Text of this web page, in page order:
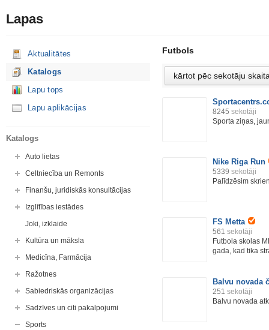
Lapas
Aktualitātes
Katalogs
Lapu tops
Lapu aplikācijas
Katalogs
Auto lietas
Celtniecība un Remonts
Finanšu, juridiskās konsultācijas
Izglītības iestādes
Joki, izklaide
Kultūra un māksla
Medicīna, Farmācija
Ražotnes
Sabiedriskās organizācijas
Sadzīves un citi pakalpojumi
Sports
Futbols
8245 sekotāji
Sporta ziņas,
Nike Riga Run
5339 sekotāji
Palīdzēsim
FS Metta
561 sekotāji
Futbola skolas
gada, kad tika
Balvu novada
251 sekotāji
Balvu novada